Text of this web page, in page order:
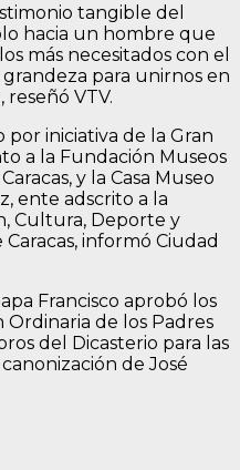
tangible del
hacia un hombre que
más necesitados con el
para unirnos en
VTV.
por iniciativa de la Gran
a la Fundación Museos
y la Casa Museo
ente adscrito a la
Cultura, Deporte y
informó Ciudad
Francisco aprobó los
Ordinaria de los Padres
del Dicasterio para las
de José